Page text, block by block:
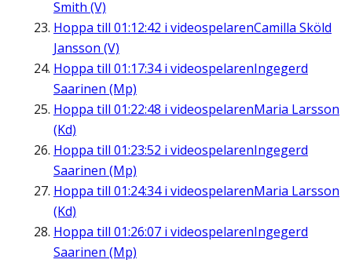
Smith (V)
Hoppa till 01:12:42 i videospelarenCamilla Sköld
Jansson (V)
Hoppa till 01:17:34i videospelarenIngegerd
Saarinen (Mp)
Hoppa till 01:22:48 i videospelarenMaria Larsson
(Kd)
Hoppa till 01:23:52 i videospelarenIngegerd
Saarinen (Mp)
Hoppa till 01:24:34i videospelarenMaria Larsson
(Kd)
Hoppa till 01:26:07 i videospelarenIngegerd
Saarinen (Mp)